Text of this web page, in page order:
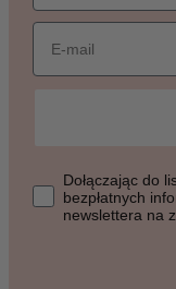
Email
Dołączając do
Dołączając do
bezpłatnych
newslettera na